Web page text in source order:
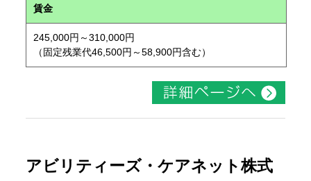
賃金
245,000円～310,000円
（固定残業代46,500円～58,900円含む）
アビリティーズ・ケアネット株式